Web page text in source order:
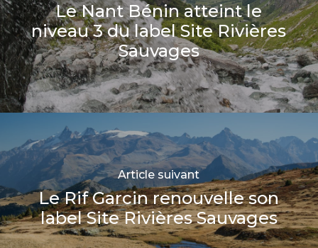
Le Nant Bénin atteint le
niveau 3 du label Site Rivières
Sauvages
Article suivant
Le Rif Garcin renouvelle son
label Site Rivières Sauvages